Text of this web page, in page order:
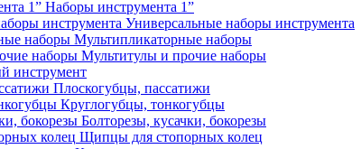
Наборы инструмента 1”
Универсальные наборы инструмента
Мультипликаторные наборы
Мультитулы и прочие наборы
инструмент
Плоскогубцы, пассатижи
Круглогубцы, тонкогубцы
Болторезы, кусачки, бокорезы
Щипцы для стопорных колец